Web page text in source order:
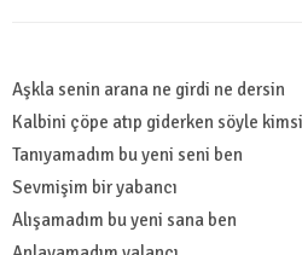
Aşkla senin arana ne girdi ne dersin
Kalbini çöpe atıp giderken söyle
Tanıyamadım bu yeni seni ben
Sevmişim bir yabancı
Alışamadım bu yeni sana ben